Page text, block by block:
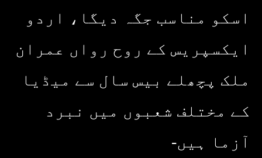
اسکو مناسب جگہ دیگا، اردو
ایکسپریس کے روح رواں عمران
ملک پچھلے بیس سال سے میڈیا
کے مختلف شعبوں میں نبرد
آزما ہیں-